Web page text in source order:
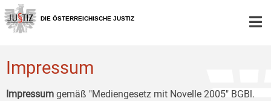
Zur
Hauptnavigation
[1]
Zum
Inhalt
[2]
Zum
Untermenü
[3]
DIE ÖSTERREICHISCHE JUSTIZ
Impressum
Impressum gemäß "Mediengesetz mit Novelle 2005" BGBl.